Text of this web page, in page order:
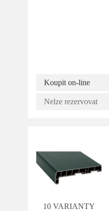
Koupit on-line
Nelze rezervovat
10 VARIANTY